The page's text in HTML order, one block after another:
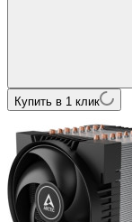
Купить в 1 клик